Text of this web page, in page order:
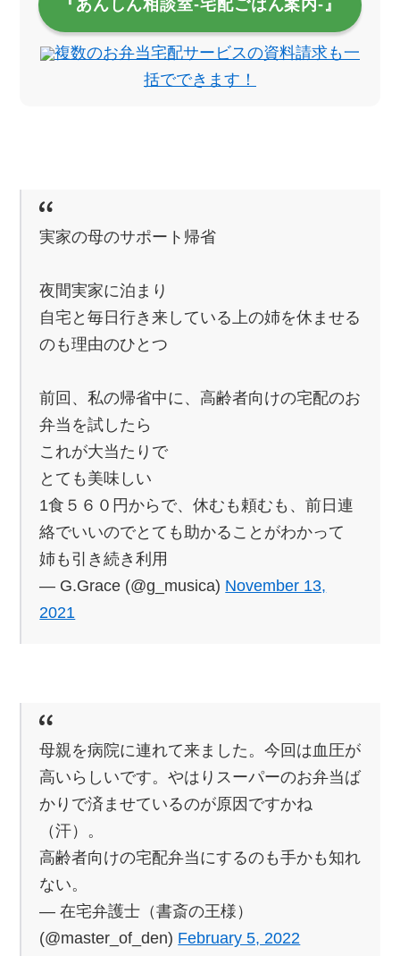
『あんしん相談室‐宅配ごはん案内‐』
複数のお弁当宅配サービスの資料請求も一
括でできます！
実家の母のサポート帰省
夜間実家に泊まり
自宅と毎日行き来している上の姉を休ませる
のも理由のひとつ
前回、私の帰省中に、高齢者向けの宅配のお
弁当を試したら
これが大当たりで
とても美味しい
1食５６０円からで、休むも頼むも、前日連
絡でいいのでとても助かることがわかって
姉も引き続き利用
— G.Grace (@g_musica) November 13,
2021
母親を病院に連れて来ました。今回は血圧が
高いらしいです。やはりスーパーのお弁当ば
かりで済ませているのが原因ですかね
（汗）。
高齢者向けの宅配弁当にするのも手かも知れ
ない。
— 在宅弁護士（書斎の王様）
(@master_of_den) February 5, 2022